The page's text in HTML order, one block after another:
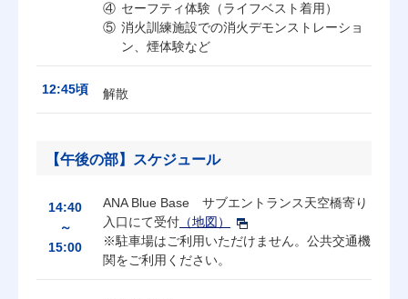
セーフティ体験（ライフベスト着用）
消火訓練施設での消火デモンストレーショ
ン、煙体験など
12:45頃 解散
【午後の部】スケジュール
14:40
～
15:00
ANA Blue Base サブエントランス天空橋寄り
入口にて受付 （地図）
※駐車場はご利用いただけません。公共交通機
関をご利用ください。